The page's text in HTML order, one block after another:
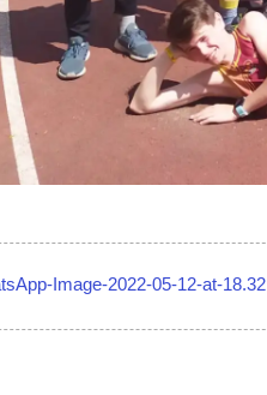
Image-2022-05-12-at-18.32